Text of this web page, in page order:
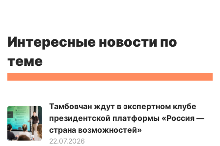
Интересные новости по
теме
Тамбовчан ждут в экспертном клубе
президентской платформы «Россия —
страна возможностей»
22.07.2026